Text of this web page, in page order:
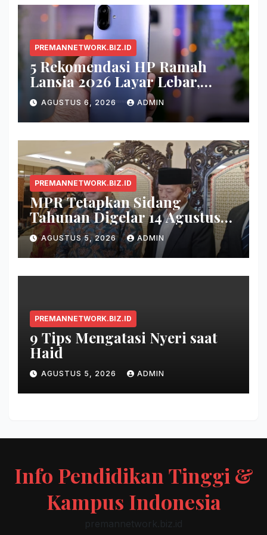
PREMANNETWORK.BIZ.ID
5 Rekomendasi HP Ramah
Lansia 2026 Layar Lebar,
Menu Simpel, dan Baterai
Awet
AGUSTUS 6, 2026 ADMIN
PREMANNETWORK.BIZ.ID
MPR Tetapkan Sidang
Tahunan Digelar 14 Agustus
2026
AGUSTUS 5, 2026 ADMIN
PREMANNETWORK.BIZ.ID
9 Tips Mengatasi Nyeri saat
Haid
AGUSTUS 5, 2026 ADMIN
Info Pendidikan Tinggi &
Kampus Indonesia
premannetwork.biz.id